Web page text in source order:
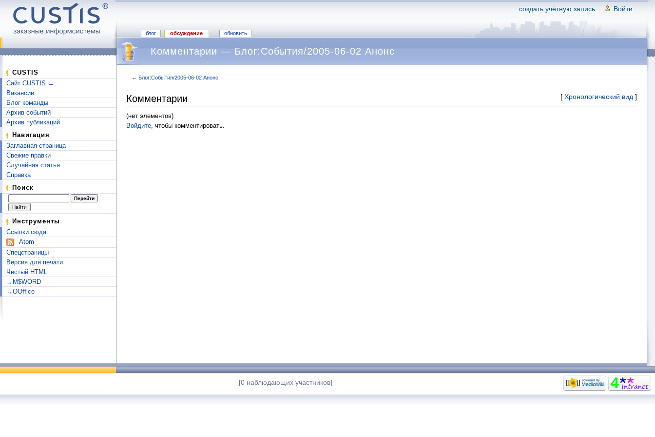
создать учётную запись Войти
блог обсуждение обновить
CUSTIS
Сайт CUSTIS →
Вакансии
Блог команды
Архив событий
Архив публикаций
Навигация
Заглавная страница
Свежие правки
Случайная статья
Справка
Поиск
Инструменты
Ссылки сюда
Atom
Спецстраницы
Версия для печати
Чистый HTML
→M$WORD
→OOffice
Комментарии — Блог:События/2005-06-02 Анонс
← Блог:События/2005-06-02 Анонс
[ Хронологический вид ]
Комментарии
(нет элементов)
Войдите, чтобы комментировать.
[0 наблюдающих участников]